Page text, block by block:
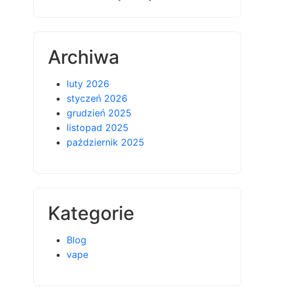
Archiwa
luty 2026
styczeń 2026
grudzień 2025
listopad 2025
październik 2025
Kategorie
Blog
vape